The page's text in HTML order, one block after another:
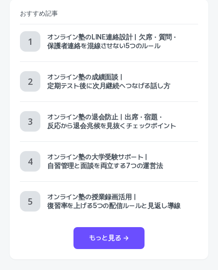
おすすめ記事
オンライン塾のLINE連絡設計｜欠席・質問・
保護者連絡を混線させない5つのルール
オンライン塾の成績面談｜
定期テスト後に次月継続へつなげる話し方
オンライン塾の退会防止｜出席・宿題・
反応から退会兆候を見抜くチェックポイント
オンライン塾の大学受験サポート｜
自習管理と面談を両立する7つの運営法
オンライン塾の授業録画活用｜
復習率を上げる5つの配信ルールと見返し導線
もっと見る →